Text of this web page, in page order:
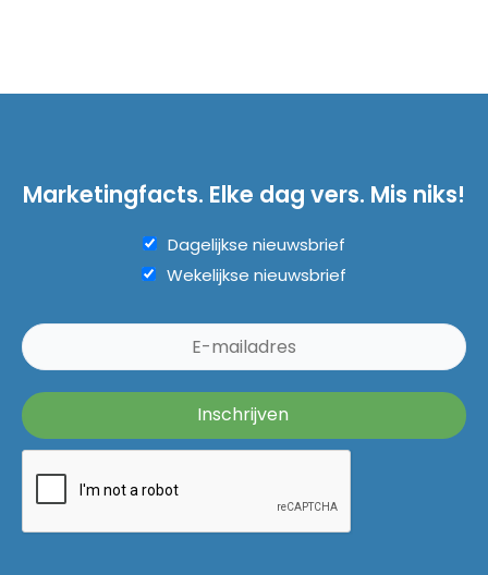
Marketingfacts. Elke dag vers. Mis niks!
Dagelijkse nieuwsbrief
Wekelijkse nieuwsbrief